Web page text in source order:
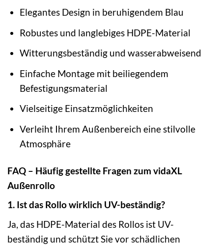
Elegantes Design in beruhigendem Blau
Robustes und langlebiges HDPE-Material
Witterungsbeständig und wasserabweisend
Einfache Montage mit beiliegendem
Befestigungsmaterial
Vielseitige Einsatzmöglichkeiten
Verleiht Ihrem Außenbereich eine stilvolle
Atmosphäre
FAQ – Häufig gestellte Fragen zum vidaXL
Außenrollo
1. Ist das Rollo wirklich UV-beständig?
Ja, das HDPE-Material des Rollos ist UV-
beständig und schützt Sie vor schädlichen